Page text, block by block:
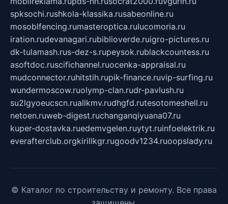
spksochi.rushkola-klassika.rusabeonline.ru
mosoblfencing.rumasteroptica.rulucomoria.ru
iration.rudevanagari.rubiblioverde.ruigro-pictures.ru
dk-tulamash.rus-dez-s.rupeysok.rublackcountess.ru
asoftdoc.ruscifichannel.ruocenka-appraisal.ru
mudconnector.ruhitstih.rupik-finance.ruvip-surfing.ru
wundermoscow.ruolymp-clan.rudr-pavlush.ru
su2lgyoeucscn.ruallkmv.rudhgfd.rutesotomeshell.ru
netoen.ruweb-digest.ruchanganqiyuana07.ru
kuper-dostavka.ruedemvgelen.ruytyt.ruinfoelektrik.ru
everafterclub.orgkirillkgr.rugoodv1234.ruoopslady.ru
© Каталог по строительству и ремонту. Все права